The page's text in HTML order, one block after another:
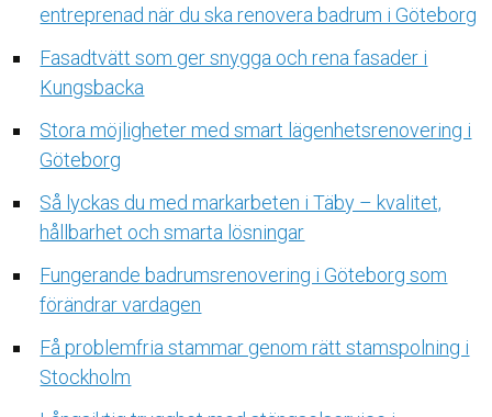
entreprenad när du ska renovera badrum i Göteborg
Fasadtvätt som ger snygga och rena fasader i
Kungsbacka
Stora möjligheter med smart lägenhetsrenovering i
Göteborg
Så lyckas du med markarbeten i Täby – kvalitet,
hållbarhet och smarta lösningar
Fungerande badrumsrenovering i Göteborg som
förändrar vardagen
Få problemfria stammar genom rätt stamspolning i
Stockholm